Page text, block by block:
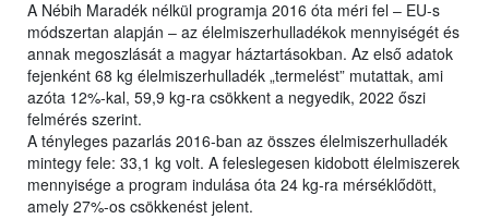
A Nébih Maradék nélkül programja 2016 óta méri fel ‒ EU-s
módszertan alapján ‒ az élelmiszerhulladékok mennyiségét és
annak megoszlását a magyar háztartásokban. Az első adatok
fejenként 68 kg élelmiszerhulladék „termelést” mutattak, ami
azóta 12%-kal, 59,9 kg-ra csökkent a negyedik, 2022 őszi
felmérés szerint.
A tényleges pazarlás 2016-ban az összes élelmiszerhulladék
mintegy fele: 33,1 kg volt. A feleslegesen kidobott élelmiszerek
mennyisége a program indulása óta 24 kg-ra mérséklődött,
amely 27%-os csökkenést jelent.